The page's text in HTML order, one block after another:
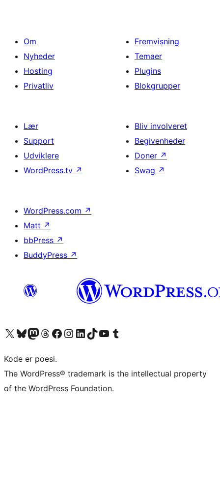
Om
Nyheder
Hosting
Privatliv
Fremvisning
Temaer
Plugins
Blokgrupper
Lær
Support
Udviklere
WordPress.tv ↗
Bliv involveret
Begivenheder
Doner ↗
Swag ↗
WordPress.com ↗
Matt ↗
bbPress ↗
BuddyPress ↗
Besøg vores X (tidligere Twitter) konto
Besøg vores Bluesky-konto
Besøg vores Mastodon konto
Besøg vores Threads-konto
Besøg vores Facebook sideBesøg vores Instagram konto
Besøg vores LinkedIn konto
Besøg vores TikTok-konto
Besøg vores YouTube-kanalBesøg vores Tumblr-konto
Kode er poesi.
The WordPress® trademark is the intellectual property
of the WordPress Foundation.